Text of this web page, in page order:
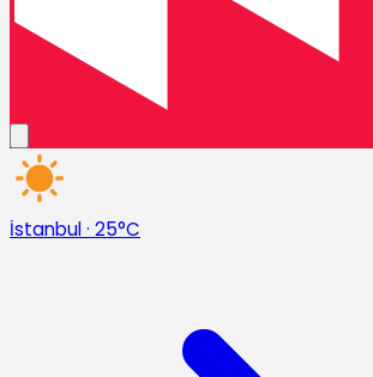
İstanbul· 25°C